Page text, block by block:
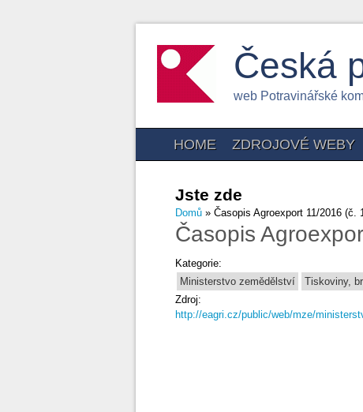
Česká
web Potravinářské
HOME ZDROJOVÉ WEBY
Jste zde
Domů » Časopis Agroexport 11/2016 (č.
Časopis
Kategorie:
Ministerstvo zemědělství
Tiskoviny,
Zdroj:
http://eagri.cz/public/web/mze/